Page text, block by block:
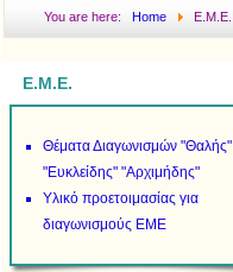
You are here:Home Ε.Μ.Ε.
Αρχιμήδης 2009 - 2020
Ε.Μ.Ε.
Θέματα Διαγωνισμών "Θαλής"
"Ευκλείδης" "Αρχιμήδης"
Υλικό προετοιμασίας για
διαγωνισμούς ΕΜΕ